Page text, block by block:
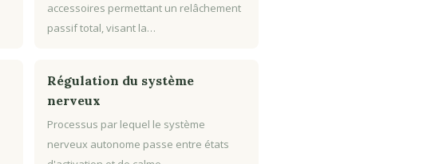
accessoires permettant un relâchement
passif total, visant la…
Régulation du système
nerveux
Processus par lequel le système
nerveux autonome passe entre états